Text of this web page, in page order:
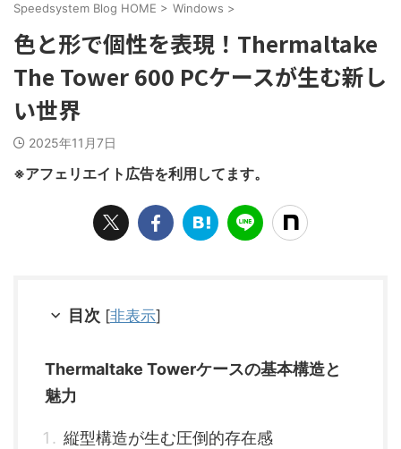
Speedsystem Blog HOME > Windows >
色と形で個性を表現！Thermaltake
The Tower 600 PCケースが生む新し
い世界
2025年11月7日
※アフェリエイト広告を利用してます。
目次 [非表示]
Thermaltake Towerケースの基本構造と
魅力
縦型構造が生む圧倒的存在感